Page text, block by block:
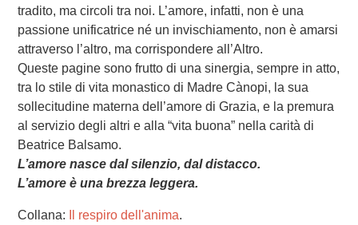
tradito, ma circoli tra noi. L’amore, infatti, non è una
passione unificatrice né un invischiamento, non è amarsi
attraverso l’altro, ma corrispondere all’Altro.
Queste pagine sono frutto di una sinergia, sempre in atto,
tra lo stile di vita monastico di Madre Cànopi, la sua
sollecitudine materna dell’amore di Grazia, e la premura
al servizio degli altri e alla “vita buona” nella carità di
Beatrice Balsamo.
L’amore nasce dal silenzio, dal distacco.
L’amore è una brezza leggera.
Collana: Il respiro dell'anima.